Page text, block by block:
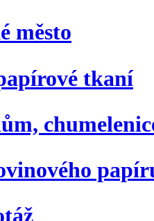
město
tkaní